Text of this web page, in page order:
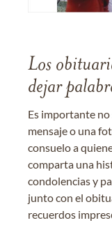
Los
dejar
Es importante
mensaje o una
consuelo a
comparta una
condolencias y
junto con el
recuerdos